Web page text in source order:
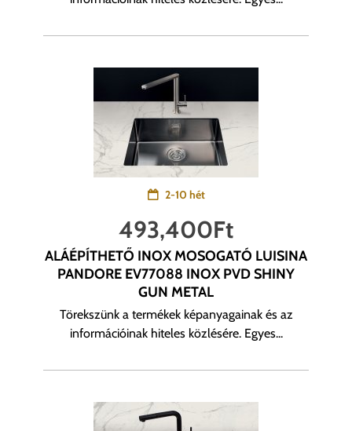
2-10 hét
493,400Ft
ALÁÉPÍTHETŐ INOX MOSOGATÓ LUISINA
PANDORE EV77088 INOX PVD SHINY
GUN METAL
Törekszünk a termékek képanyagainak és az
információinak hiteles közlésére. Egyes...